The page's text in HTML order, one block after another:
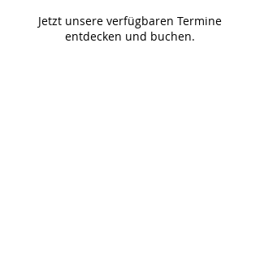
Jetzt unsere verfügbaren Termine
entdecken und buchen.